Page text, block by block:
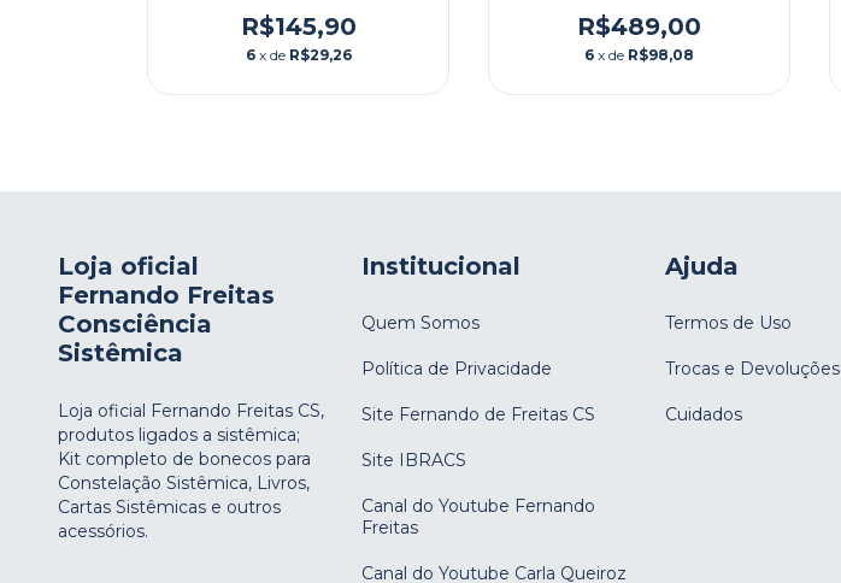
R$145,90
6 x de R$29,26
R$489,00
6 x de R$98,08
Loja oficial
Fernando Freitas
Consciência
Sistêmica
Loja oficial Fernando Freitas CS,
produtos ligados a sistêmica;
Kit completo de bonecos para
Constelação Sistêmica, Livros,
Cartas Sistêmicas e outros
acessórios.
Institucional
Quem Somos
Política de Privacidade
Site Fernando de Freitas CS
Site IBRACS
Canal do Youtube Fernando
Freitas
Canal do Youtube Carla Queiroz
Ajuda
Termos de Uso
Trocas e Devoluções
Cuidados